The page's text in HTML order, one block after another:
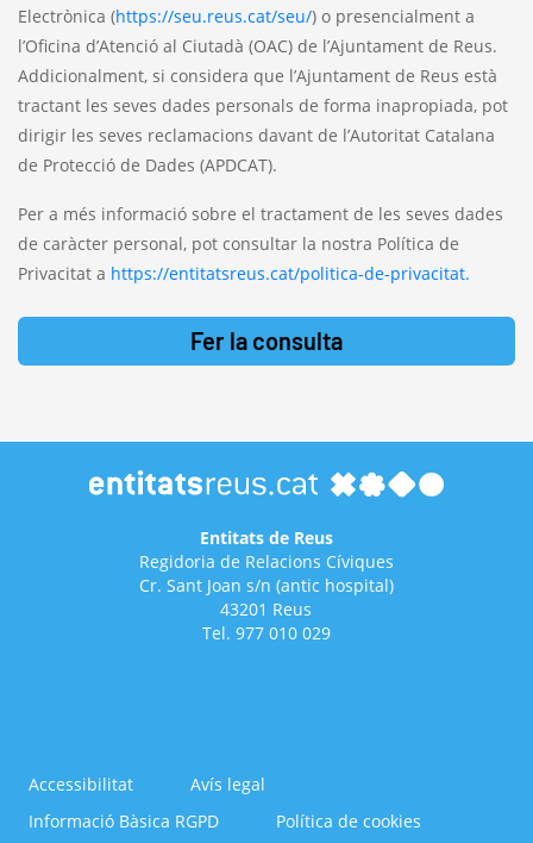
Electrònica (https://seu.reus.cat/seu/) o presencialment a
l’Oficina d’Atenció al Ciutadà (OAC) de l’Ajuntament de Reus.
Addicionalment, si considera que l’Ajuntament de Reus està
tractant les seves dades personals de forma inapropiada, pot
dirigir les seves reclamacions davant de l’Autoritat Catalana
de Protecció de Dades (APDCAT).
Per a més informació sobre el tractament de les seves dades
de caràcter personal, pot consultar la nostra Política de
Privacitat a https://entitatsreus.cat/politica-de-privacitat.
Entitats de Reus
Regidoria de Relacions Cíviques
Cr. Sant Joan s/n (antic hospital)
43201 Reus
Tel. 977 010 029
Accessibilitat
Avís legal
Informació Bàsica RGPD
Política de cookies